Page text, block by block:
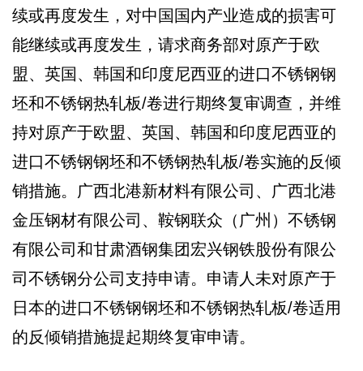
续或再度发生，对中国国内产业造成的损害可
能继续或再度发生，请求商务部对原产于欧
盟、英国、韩国和印度尼西亚的进口不锈钢钢
坯和不锈钢热轧板/卷进行期终复审调查，并维
持对原产于欧盟、英国、韩国和印度尼西亚的
进口不锈钢钢坯和不锈钢热轧板/卷实施的反倾
销措施。广西北港新材料有限公司、广西北港
金压钢材有限公司、鞍钢联众（广州）不锈钢
有限公司和甘肃酒钢集团宏兴钢铁股份有限公
司不锈钢分公司支持申请。申请人未对原产于
日本的进口不锈钢钢坯和不锈钢热轧板/卷适用
的反倾销措施提起期终复审申请。